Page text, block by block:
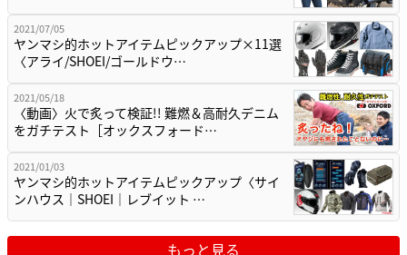
2021/07/05
ヤンマシ的ホットアイテムピックアップ×11選
〈アライ/SHOEI/ゴールドウ…
2021/05/18
〈動画〉火で炙って検証!! 難燃＆高耐久デニム
をガチテスト［オックスフォード…
2021/01/03
ヤンマシ的ホットアイテムピックアップ〈サイ
ンハウス｜SHOEI｜レブイット …
もっと見る